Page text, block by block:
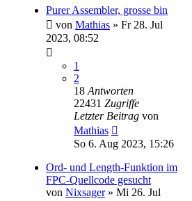
Purer Assembler, grosse bin
von Mathias » Fr 28. Jul
2023, 08:52
1
2
18 Antworten
22431 Zugriffe
Letzter Beitrag von
Mathias
So 6. Aug 2023, 15:26
Ord- und Length-Funktion im
FPC-Quellcode gesucht
von Nixsager» Mi 26. Jul